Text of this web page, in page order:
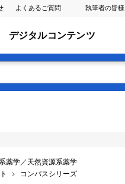
よくあるご質問 執筆者の皆様
デジタルコンテンツ
薬学／天然資源系薬学
コンパスシリーズ